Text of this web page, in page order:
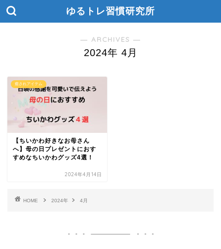
ゆるトレ習慣研究所
― ARCHIVES ―
2024年 4月
癒されアイテム
【ちいかわ好きなお母さん
へ】母の日プレゼントにおす
すめなちいかわグッズ4選！
2024年4月14日
HOME 2024年 4月